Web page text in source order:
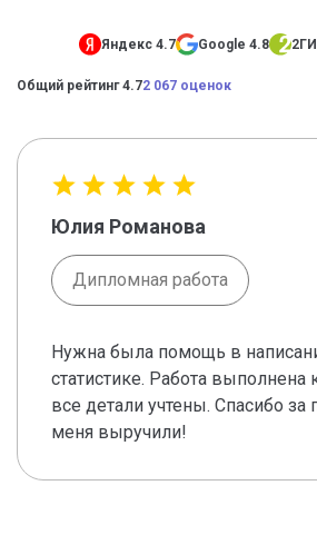
Яндекс 4.7 Google 4.8
Общий рейтинг 4.72 067 оценок
Юлия Романова
Дипломная работа
Нужна была помощь в
статистике. Работа выполнена
все детали учтены. Спасибо
меня выручили!